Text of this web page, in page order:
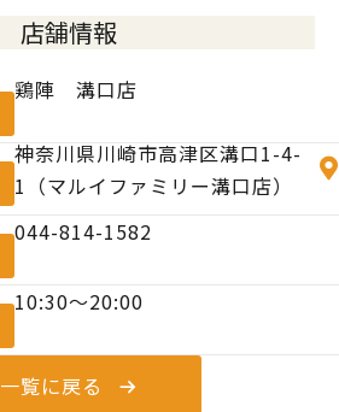
店舗情報
鶏陣 溝口店
神奈川県川崎市高津区溝口1-4-
1（マルイファミリー溝口店）
044-814-1582
10:30〜20:00
一覧に戻る